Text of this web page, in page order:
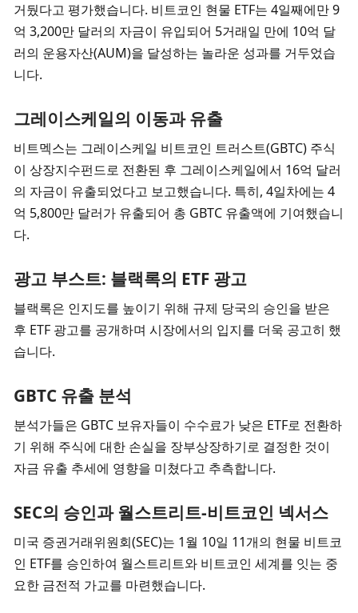
거뒀다고 평가했습니다. 비트코인 현물 ETF는 4일째에만 9
억 3,200만 달러의 자금이 유입되어 5거래일 만에 10억 달
러의 운용자산(AUM)을 달성하는 놀라운 성과를 거두었습
니다.
그레이스케일의 이동과 유출
비트멕스는 그레이스케일 비트코인 트러스트(GBTC) 주식
이 상장지수펀드로 전환된 후 그레이스케일에서 16억 달러
의 자금이 유출되었다고 보고했습니다. 특히, 4일차에는 4
억 5,800만 달러가 유출되어 총 GBTC 유출액에 기여했습니
다.
광고 부스트: 블랙록의 ETF 광고
블랙록은 인지도를 높이기 위해 규제 당국의 승인을 받은
후 ETF 광고를 공개하며 시장에서의 입지를 더욱 공고히 했
습니다.
GBTC 유출 분석
분석가들은 GBTC 보유자들이 수수료가 낮은 ETF로 전환하
기 위해 주식에 대한 손실을 장부상장하기로 결정한 것이
자금 유출 추세에 영향을 미쳤다고 추측합니다.
SEC의 승인과 월스트리트-비트코인 넥서스
미국 증권거래위원회(SEC)는 1월 10일 11개의 현물 비트코
인 ETF를 승인하여 월스트리트와 비트코인 세계를 잇는 중
요한 금전적 가교를 마련했습니다.